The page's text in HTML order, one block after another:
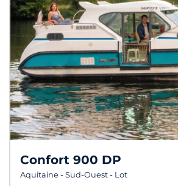
Confort 900 DP
Aquitaine - Sud-Ouest - Lot